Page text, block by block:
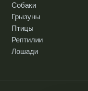
Собаки
Грызуны
Птицы
Рептилии
Лошади